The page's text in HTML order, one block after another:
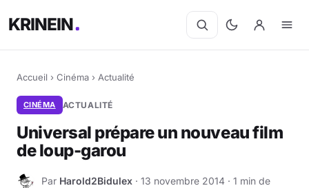
KRINEIN
Accueil › Cinéma › Actualité
CINÉMA ACTUALITÉ
Universal prépare un nouveau film
de loup-garou
H Par Harold2Bidulex · 13 novembre 2014 · 1 min de